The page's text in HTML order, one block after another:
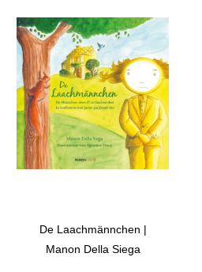
De Laachmännchen |
Manon Della Siega